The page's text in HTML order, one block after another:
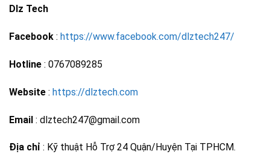
Dlz Tech
Facebook : https://www.facebook.com/dlztech247/
Hotline : 0767089285
Website : https://dlztech.com
Email : dlztech247@gmail.com
Địa chỉ : Kỹ thuật Hỗ Trợ 24 Quận/Huyện Tại TPHCM.